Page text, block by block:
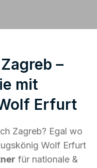
–
mit
Erfurt
Zagreb? Egal wo
Wolf Erfurt
für nationale &